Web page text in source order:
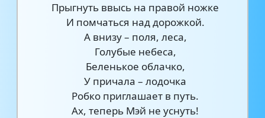
Прыгнуть ввысь на правой ножке
И помчаться над дорожкой.
А внизу – поля, леса,
Голубые небеса,
Беленькое облачко,
У причала – лодочка
Робко приглашает в путь.
Ах, теперь Мэй не уснуть!